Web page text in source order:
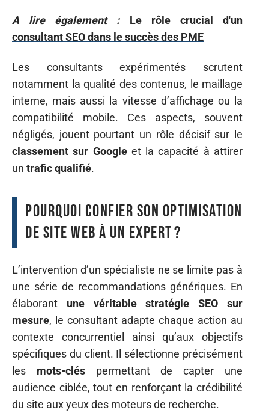
A lire également :
Le rôle crucial d'un
consultant SEO dans le succès des PME
Les consultants expérimentés scrutent
notamment la qualité des contenus, le maillage
interne, mais aussi la vitesse d’affichage ou la
compatibilité mobile. Ces aspects, souvent
négligés, jouent pourtant un rôle décisif sur le
classement sur Googleet la capacité à attirer
un trafic qualifié.
Pourquoi confier son optimisation
de site web à un expert ?
L’intervention d’un spécialiste ne se limite pas à
une série de recommandations génériques. En
élaborant une véritable stratégie SEO sur
mesure, le consultant adapte chaque action au
contexte concurrentiel ainsi qu’aux objectifs
spécifiques du client. Il sélectionne précisément
les mots-cléspermettant de capter une
audience ciblée, tout en renforçant la crédibilité
du site aux yeux des moteurs de recherche.